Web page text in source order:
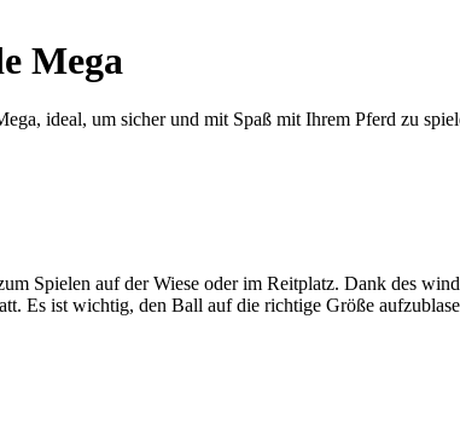
Mega
ideal, um sicher und mit Spaß mit Ihrem Pferd zu
Spielen auf der Wiese oder im Reitplatz. Dank des
Es ist wichtig, den Ball auf die richtige Größe